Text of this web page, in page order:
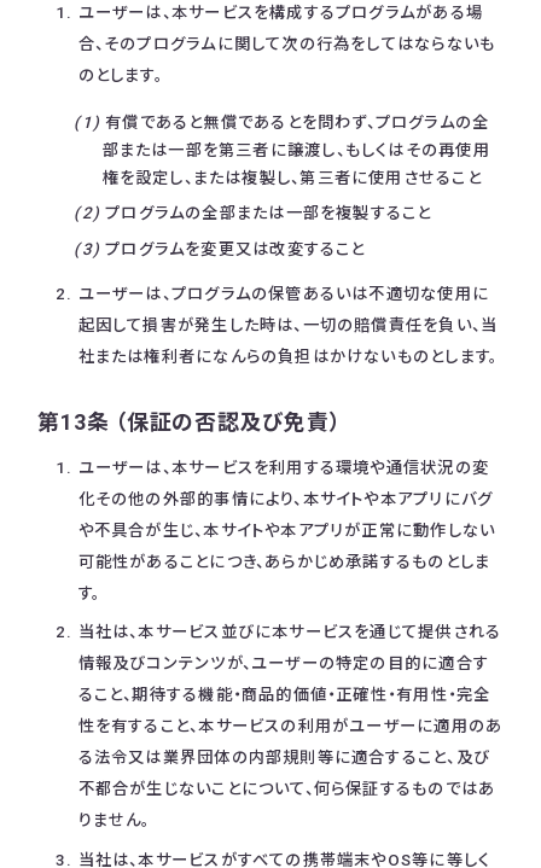
ユーザーは、本サービスを構成するプログラムがある場
合、そのプログラムに関して次の行為をしてはならないも
のとします。
有償であると無償であるとを問わず、プログラムの全
部または一部を第三者に譲渡し、もしくはその再使用
権を設定し、または複製し、第三者に使用させること
プログラムの全部または一部を複製すること
プログラムを変更又は改変すること
ユーザーは、プログラムの保管あるいは不適切な使用に
起因して損害が発生した時は、一切の賠償責任を負い、当
社または権利者になんらの負担はかけないものとします。
第13条 （保証の否認及び免責）
ユーザーは、本サービスを利用する環境や通信状況の変
化その他の外部的事情により、本サイトや本アプリにバグ
や不具合が生じ、本サイトや本アプリが正常に動作しない
可能性があることにつき、あらかじめ承諾するものとしま
す。
当社は、本サービス並びに本サービスを通じて提供される
情報及びコンテンツが、ユーザーの特定の目的に適合す
ること、期待する機能・商品的価値・正確性・有用性・完全
性を有すること、本サービスの利用がユーザーに適用のあ
る法令又は業界団体の内部規則等に適合すること、及び
不都合が生じないことについて、何ら保証するものではあ
りません。
当社は、本サービスがすべての携帯端末やOS等に等しく